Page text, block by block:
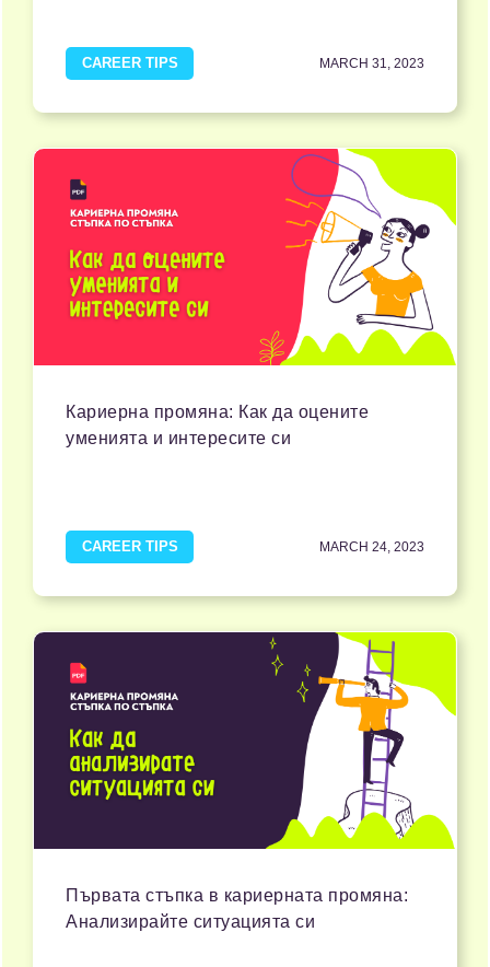
CAREER TIPS MARCH 31, 2023
Кариерна промяна: Как да оцените
уменията и интересите си
CAREER TIPS MARCH 24, 2023
Първата стъпка в кариерната промяна:
Анализирайте ситуацията си